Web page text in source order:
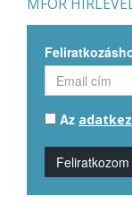
Az
Feliratkozom